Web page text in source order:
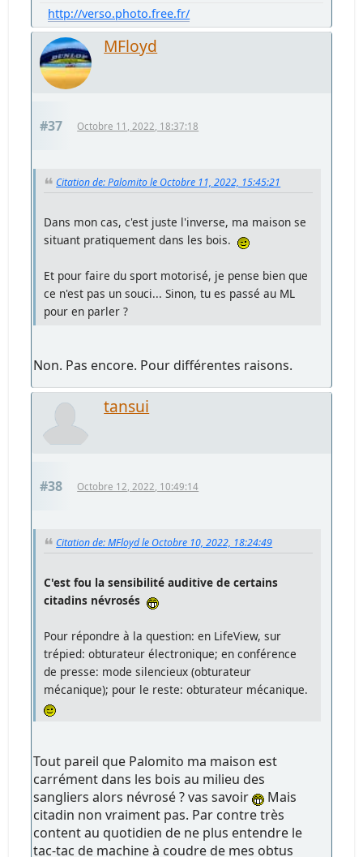
http://verso.photo.free.fr/
MFloyd
#37 Octobre 11, 2022, 18:37:18
Citation de: Palomito le Octobre 11, 2022, 15:45:21
Dans mon cas, c'est juste l'inverse, ma maison se
situant pratiquement dans les bois.
Et pour faire du sport motorisé, je pense bien que
ce n'est pas un souci... Sinon, tu es passé au ML
pour en parler ?
Non. Pas encore. Pour différentes raisons.
tansui
#38 Octobre 12, 2022, 10:49:14
Citation de: MFloyd le Octobre 10, 2022, 18:24:49
C'est fou la sensibilité auditive de certains
citadins névrosés
Pour répondre à la question: en LifeView, sur
trépied: obturateur électronique; en conférence
de presse: mode silencieux (obturateur
mécanique); pour le reste: obturateur mécanique.
Tout pareil que Palomito ma maison est
carrément dans les bois au milieu des
sangliers alors névrosé ? vas savoir
Mais
citadin non vraiment pas. Par contre très
content au quotidien de ne plus entendre le
tac-tac de machine à coudre de mes obtus